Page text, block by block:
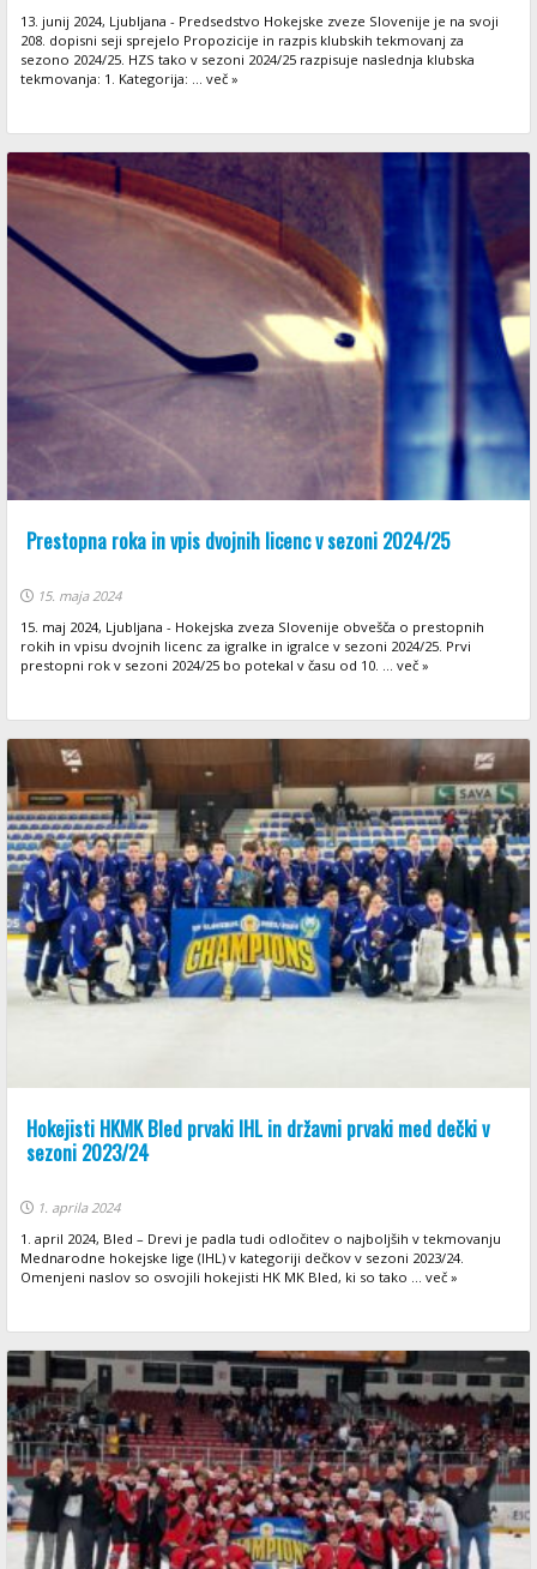
13. junij 2024, Ljubljana - Predsedstvo Hokejske zveze Slovenije je na svoji
208. dopisni seji sprejelo Propozicije in razpis klubskih tekmovanj za
sezono 2024/25. HZS tako v sezoni 2024/25 razpisuje naslednja klubska
tekmovanja: 1. Kategorija: ... več »
Prestopna roka in vpis dvojnih licenc v sezoni 2024/25
15. maja 2024
15. maj 2024, Ljubljana - Hokejska zveza Slovenije obvešča o prestopnih
rokih in vpisu dvojnih licenc za igralke in igralce v sezoni 2024/25. Prvi
prestopni rok v sezoni 2024/25 bo potekal v času od 10. ... več »
Hokejisti HKMK Bled prvaki IHL in državni prvaki med dečki v
sezoni 2023/24
1. aprila 2024
1. april 2024, Bled – Drevi je padla tudi odločitev o najboljših v tekmovanju
Mednarodne hokejske lige (IHL) v kategoriji dečkov v sezoni 2023/24.
Omenjeni naslov so osvojili hokejisti HK MK Bled, ki so tako ... več »